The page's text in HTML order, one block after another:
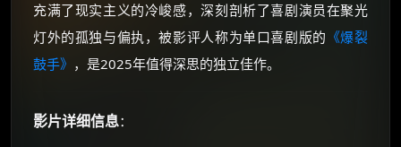
充满了现实主义的冷峻感，深刻剖析了喜剧演员在聚光
灯外的孤独与偏执，被影评人称为单口喜剧版的 《爆裂
鼓手》 ，是2025年值得深思的独立佳作。
影片详细信息：